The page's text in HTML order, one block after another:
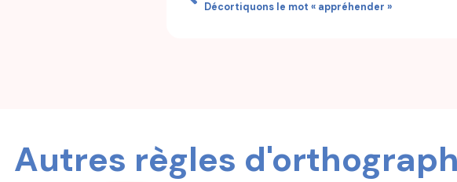
Décortiquons le mot « appréhender »
Autres règles